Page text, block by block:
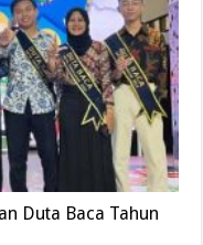
Duta Baca Tahun